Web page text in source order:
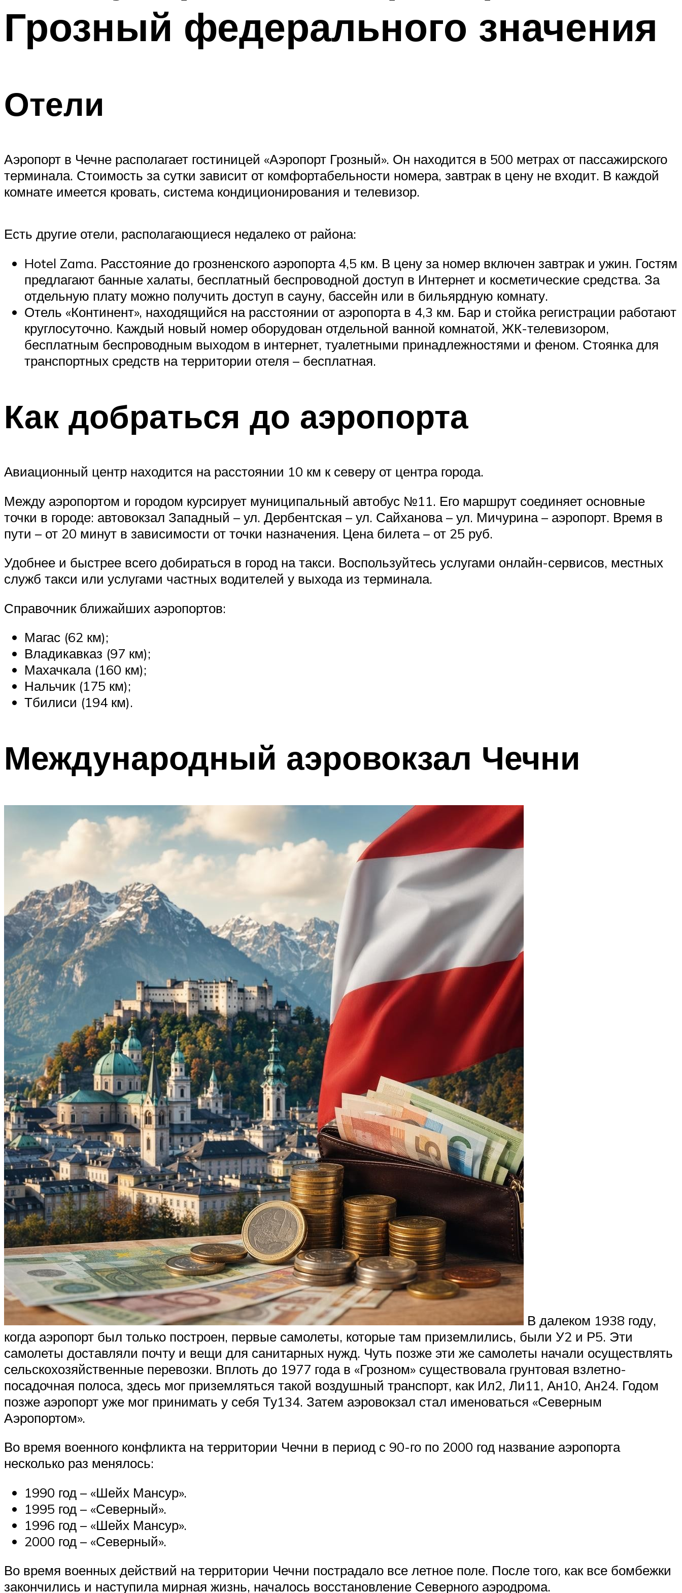
Грозный федерального значения
Отели
Аэропорт в Чечне располагает гостиницей «Аэропорт Грозный». Он находится в 500 метрах от пассажирского
терминала. Стоимость за сутки зависит от комфортабельности номера, завтрак в цену не входит. В каждой
комнате имеется кровать, система кондиционирования и телевизор.
Есть другие отели, располагающиеся недалеко от района:
Hotel Zama. Расстояние до грозненского аэропорта 4,5 км. В цену за номер включен завтрак и ужин. Гостям
предлагают банные халаты, бесплатный беспроводной доступ в Интернет и косметические средства. За
отдельную плату можно получить доступ в сауну, бассейн или в бильярдную комнату.
Отель «Континент», находящийся на расстоянии от аэропорта в 4,3 км. Бар и стойка регистрации работают
круглосуточно. Каждый новый номер оборудован отдельной ванной комнатой, ЖК-телевизором,
бесплатным беспроводным выходом в интернет, туалетными принадлежностями и феном. Стоянка для
транспортных средств на территории отеля – бесплатная.
Как добраться до аэропорта
Авиационный центр находится на расстоянии 10 км к северу от центра города.
Между аэропортом и городом курсирует муниципальный автобус №11. Его маршрут соединяет основные
точки в городе: автовокзал Западный – ул. Дербентская – ул. Сайханова – ул. Мичурина – аэропорт. Время в
пути – от 20 минут в зависимости от точки назначения. Цена билета – от 25 руб.
Удобнее и быстрее всего добираться в город на такси. Воспользуйтесь услугами онлайн-сервисов, местных
служб такси или услугами частных водителей у выхода из терминала.
Справочник ближайших аэропортов:
Магас (62 км);
Владикавказ (97 км);
Махачкала (160 км);
Нальчик (175 км);
Тбилиси (194 км).
Международный аэровокзал Чечни
В далеком 1938 году,
когда аэропорт был только построен, первые самолеты, которые там приземлились, были У2 и Р5. Эти
самолеты доставляли почту и вещи для санитарных нужд. Чуть позже эти же самолеты начали осуществлять
сельскохозяйственные перевозки. Вплоть до 1977 года в «Грозном» существовала грунтовая взлетно-
посадочная полоса, здесь мог приземляться такой воздушный транспорт, как Ил2, Ли11, Ан10, Ан24. Годом
позже аэропорт уже мог принимать у себя Ту134. Затем аэровокзал стал именоваться «Северным
Аэропортом».
Во время военного конфликта на территории Чечни в период с 90-го по 2000 год название аэропорта
несколько раз менялось:
1990 год – «Шейх Мансур».
1995 год – «Северный».
1996 год – «Шейх Мансур».
2000 год – «Северный».
Во время военных действий на территории Чечни пострадало все летное поле. После того, как все бомбежки
закончились и наступила мирная жизнь, началось восстановление Северного аэродрома.